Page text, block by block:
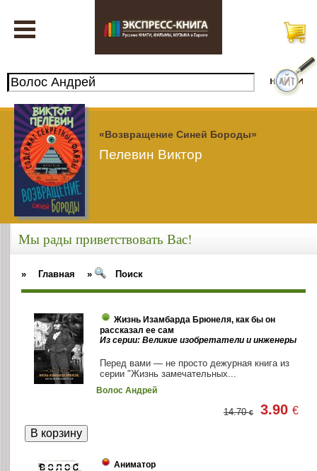
«Возвращение Синей Бороды»
Пелевин Виктор
Мы рады приветствовать Вас!
» Главная » Поиск
Жизнь Изамбарда Брюнеля, как бы он
рассказал ее сам
Из серии: Великие изобретатели и инженеры
Перед вами — не просто дежурная книга из
серии "Жизнь замечательных...
Волос Андрей
14.70€ 3.90€
Аниматор